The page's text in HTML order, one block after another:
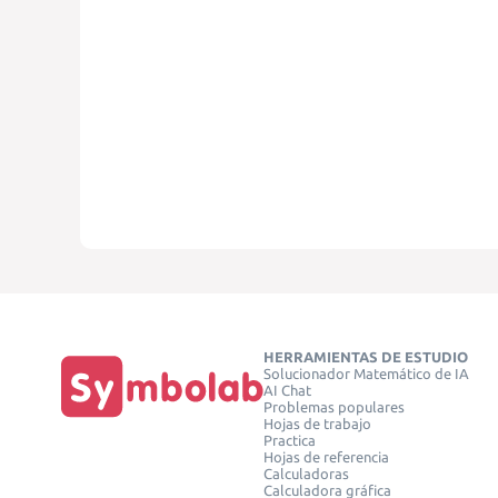
HERRAMIENTAS DE ESTUDIO
Solucionador Matemático de IA
AI Chat
Problemas populares
Hojas de trabajo
Practica
Hojas de referencia
Calculadoras
Calculadora gráfica